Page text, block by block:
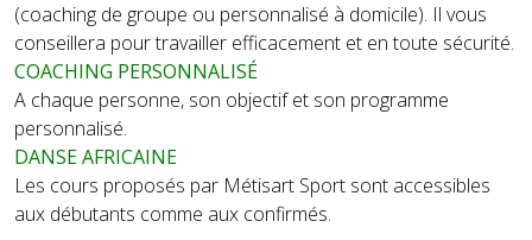
(coaching de groupe ou personnalisé à domicile). Il vous
conseillera pour travailler efficacement et en toute sécurité.
COACHING PERSONNALISÉ
A chaque personne, son objectif et son programme
personnalisé.
DANSE AFRICAINE
Les cours proposés par Métisart Sport sont accessibles
aux débutants comme aux confirmés.